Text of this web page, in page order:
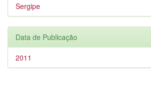
Sergipe
Data de Publicação
2011